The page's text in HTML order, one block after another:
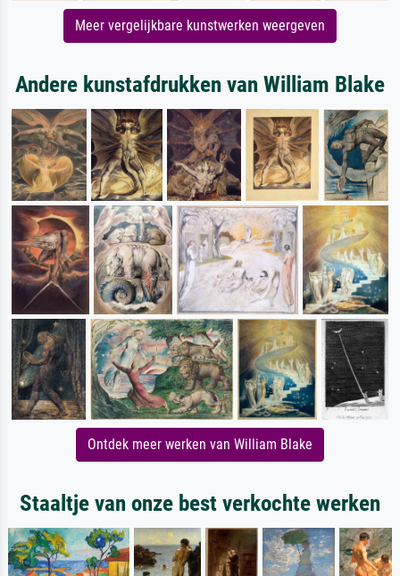
Meer vergelijkbare kunstwerken weergeven
Andere kunstafdrukken van William Blake
Ontdek meer werken van William Blake
Staaltje van onze best verkochte werken